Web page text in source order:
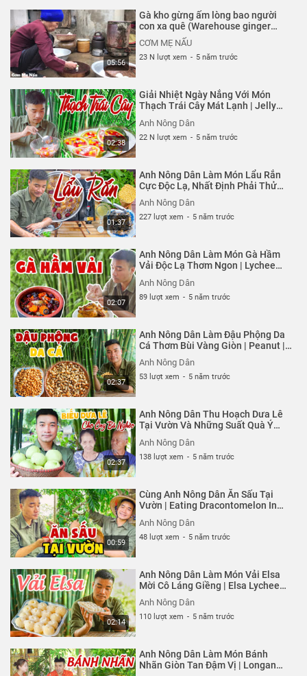
05:56
Gà kho gừng ấm lòng bao người
con xa quê (Warehouse ginger
chicken) | Cơm mẹ nấu
CƠM MẸ NẤU
23 N lượt xem - 5 năm trước
02:38
Giải Nhiệt Ngày Nắng Với Món
Thạch Trái Cây Mát Lạnh | Jelly
Fruit | Anh Nông Dân
Anh Nông Dân
22 N lượt xem - 5 năm trước
01:37
Anh Nông Dân Làm Món Lẩu Rắn
Cực Độc Lạ, Nhất Định Phải Thử
Một Lần Trong Đời | Snake Hot Pot |
Anh Nông Dân
Anh Nông Dân
227 lượt xem - 5 năm trước
02:07
Anh Nông Dân Làm Món Gà Hầm
Vải Độc Lạ Thơm Ngon | Lychee
Stewed Chicken | Anh Nông Dân
Anh Nông Dân
89 lượt xem - 5 năm trước
02:37
Anh Nông Dân Làm Đậu Phộng Da
Cá Thơm Bùi Vàng Giòn | Peanut |
Anh Nông Dân
Anh Nông Dân
53 lượt xem - 5 năm trước
02:37
Anh Nông Dân Thu Hoạch Dưa Lê
Tại Vườn Và Những Suất Quà Ý
Nghĩa | Harvesting Melon | Anh
Nông Dân
Anh Nông Dân
138 lượt xem - 5 năm trước
00:59
Cùng Anh Nông Dân Ăn Sấu Tại
Vườn | Eating Dracontomelon In
Dân
Anh Nông Dân
48 lượt xem - 5 năm trước
02:14
Anh Nông Dân Làm Món Vải Elsa
Mời Cô Láng Giềng | Elsa Lychee
Fruit | Anh Nông Dân
Anh Nông Dân
110 lượt xem - 5 năm trước
Anh Nông Dân Làm Món Bánh
Nhãn Giòn Tan Đậm Vị | Longan